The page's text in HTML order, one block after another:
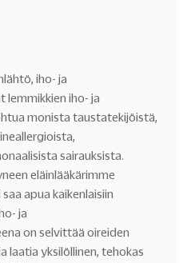
iho- ja
lemmikkien iho- ja
monista taustatekijöistä,
sairauksista.
eläinlääkärimme
apua kaikenlaisiin
ja
on selvittää oireiden
laatia yksilöllinen, tehokas